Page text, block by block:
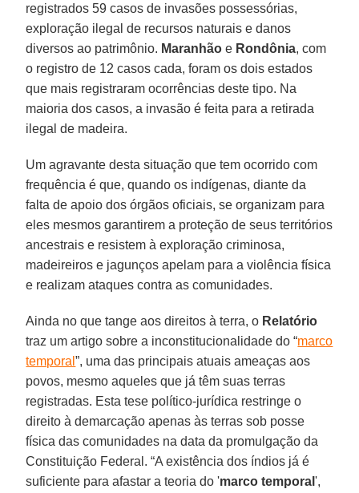
registrados 59 casos de invasões possessórias,
exploração ilegal de recursos naturais e danos
diversos ao patrimônio. Maranhão e Rondônia, com
o registro de 12 casos cada, foram os dois estados
que mais registraram ocorrências deste tipo. Na
maioria dos casos, a invasão é feita para a retirada
ilegal de madeira.
Um agravante desta situação que tem ocorrido com
frequência é que, quando os indígenas, diante da
falta de apoio dos órgãos oficiais, se organizam para
eles mesmos garantirem a proteção de seus territórios
ancestrais e resistem à exploração criminosa,
madeireiros e jagunços apelam para a violência física
e realizam ataques contra as comunidades.
Ainda no que tange aos direitos à terra, o Relatório
traz um artigo sobre a inconstitucionalidade do “marco
temporal”, uma das principais atuais ameaças aos
povos, mesmo aqueles que já têm suas terras
registradas. Esta tese político-jurídica restringe o
direito à demarcação apenas às terras sob posse
física das comunidades na data da promulgação da
Constituição Federal. “A existência dos índios já é
suficiente para afastar a teoria do 'marco temporal',